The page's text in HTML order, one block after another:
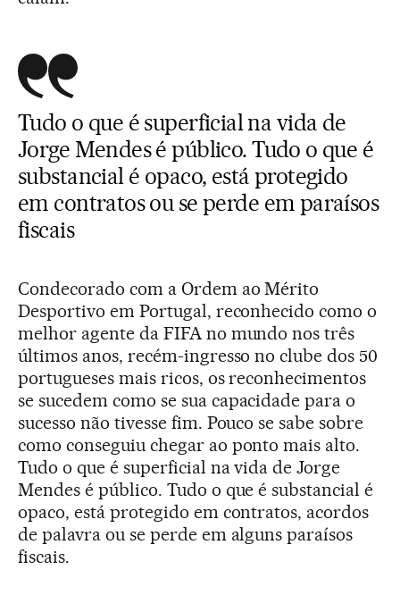
Tudo o que é superficial na vida de
Jorge Mendes é público. Tudo o que é
substancial é opaco, está protegido
em contratos ou se perde em paraísos
fiscais
Condecorado com a Ordem ao Mérito
Desportivo em Portugal, reconhecido como o
melhor agente da FIFA no mundo nos três
últimos anos, recém-ingresso no clube dos 50
portugueses mais ricos, os reconhecimentos
se sucedem como se sua capacidade para o
sucesso não tivesse fim. Pouco se sabe sobre
como conseguiu chegar ao ponto mais alto.
Tudo o que é superficial na vida de Jorge
Mendes é público. Tudo o que é substancial é
opaco, está protegido em contratos, acordos
de palavra ou se perde em alguns paraísos
fiscais.